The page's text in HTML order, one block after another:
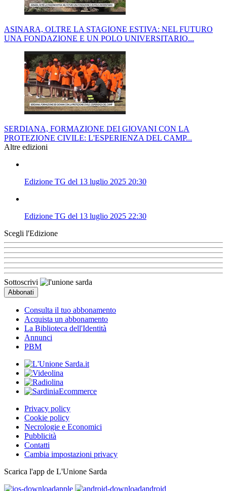
ASINARA, OLTRE LA STAGIONE ESTIVA: NEL FUTURO
UNA FONDAZIONE E UN POLO UNIVERSITARIO...
SERDIANA, FORMAZIONE DEI GIOVANI CON LA
PROTEZIONE CIVILE: L'ESPERIENZA DEL CAMP...
Altre edizioni
Edizione TG del 13 luglio 2025 20:30
Edizione TG del 13 luglio 2025 22:30
Scegli l'Edizione
Sottoscrivi
Consulta il tuo abbonamento
Acquista un abbonamento
La Biblioteca dell'Identità
Annunci
PBM
Privacy policy
Cookie policy
Necrologie e Economici
Pubblicità
Contatti
Cambia impostazioni privacy
Scarica l'app de L'Unione Sarda
apple
android